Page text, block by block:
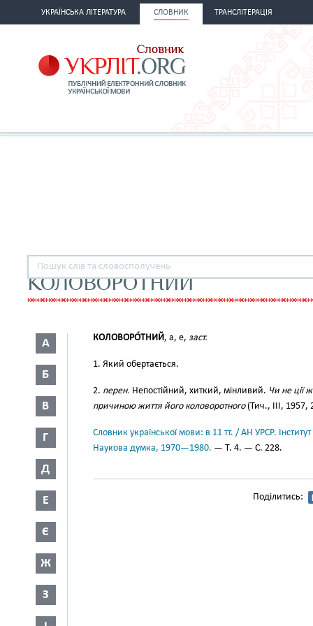
УКРАЇНСЬКА ЛІТЕРАТУРА СЛОВНИК ТРАНСЛІТЕРАЦІЯ
КОЛОВОРОТНИЙ
А
Б
В
Г
Д
Е
Є
Ж
З
КОЛОВОРО́ТНИЙ, а, е, заст.
1. Який обертається.
2. перен. Непостійний, хиткий, мінливий. Чи не ції
причиною життя його коловоротного(Тич., III, 1957,
Словник української мови: в 11 тт. / АН УРСР.
Наукова думка, 1970—1980. — Т. 4. — С. 228.
Поділитись: